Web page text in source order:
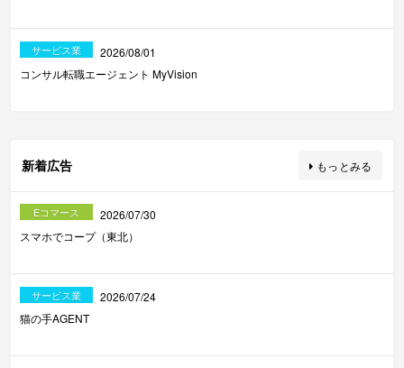
サービス業
2026/08/01
コンサル転職エージェント MyVision
新着広告 もっとみる
Eコマース
2026/07/30
スマホでコープ（東北）
サービス業
2026/07/24
猫の手AGENT